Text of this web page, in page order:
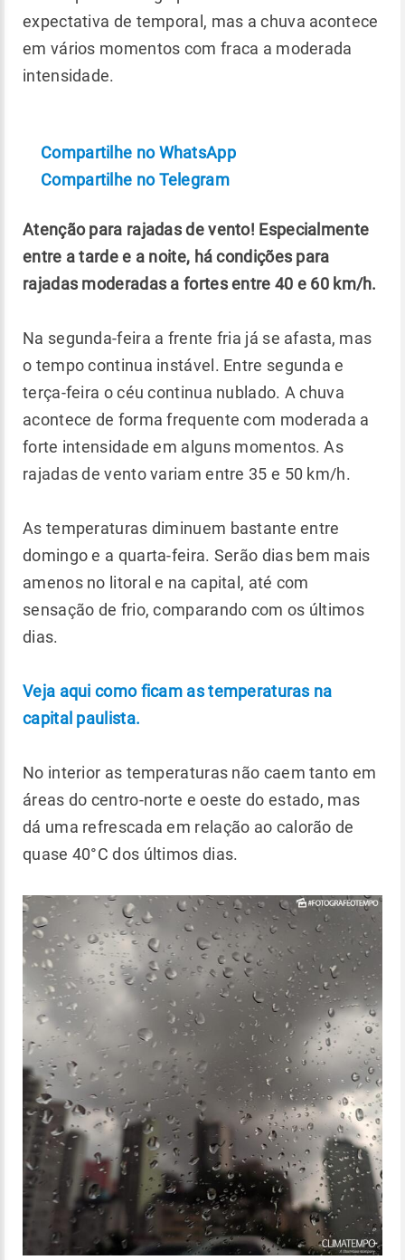
expectativa de temporal, mas a chuva acontece
em vários momentos com fraca a moderada
intensidade.
Compartilhe no WhatsApp
Compartilhe no Telegram
Atenção para rajadas de vento! Especialmente
entre a tarde e a noite, há condições para
rajadas moderadas a fortes entre 40 e 60 km/h.
Na segunda-feira a frente fria já se afasta, mas
o tempo continua instável. Entre segunda e
terça-feira o céu continua nublado. A chuva
acontece de forma frequente com moderada a
forte intensidade em alguns momentos. As
rajadas de vento variam entre 35 e 50 km/h.
As temperaturas diminuem bastante entre
domingo e a quarta-feira. Serão dias bem mais
amenos no litoral e na capital, até com
sensação de frio, comparando com os últimos
dias.
Veja aqui como ficam as temperaturas na
capital paulista.
No interior as temperaturas não caem tanto em
áreas do centro-norte e oeste do estado, mas
dá uma refrescada em relação ao calorão de
quase 40°C dos últimos dias.